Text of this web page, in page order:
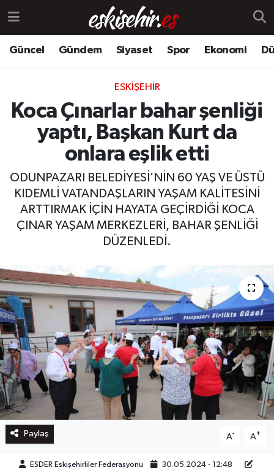
Güncel Gündem Siyaset Spor Ekonomi
ESKIŞEHIR
Koca Çınarlar bahar şenliği
yaptı, Başkan Kurt da
onlara eşlik etti
ODUNPAZARI BELEDİYESİ’NİN 60 YAŞ VE ÜSTÜ
KIDEMLİ VATANDAŞLARIN YAŞAM KALİTESİNİ
ARTTIRMAK İÇİN HAYATA GEÇİRDİĞİ KOCA
ÇINAR YAŞAM MERKEZLERİ, BAHAR ŞENLİĞİ
DÜZENLEDİ.
Paylaş A- A+
ESDER Eskişehirliler Federasyonu
30.05.2024 - 12:48